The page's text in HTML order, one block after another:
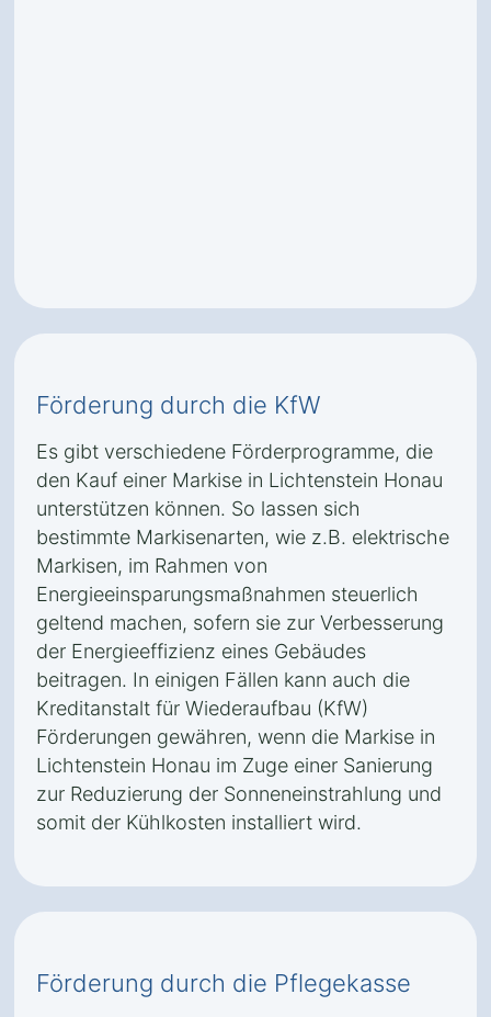
Förderung durch die KfW
Es gibt verschiedene Förderprogramme, die
den Kauf einer Markise in Lichtenstein Honau
unterstützen können. So lassen sich
bestimmte Markisenarten, wie z.B. elektrische
Markisen, im Rahmen von
Energieeinsparungsmaßnahmen steuerlich
geltend machen, sofern sie zur Verbesserung
der Energieeffizienz eines Gebäudes
beitragen. In einigen Fällen kann auch die
Kreditanstalt für Wiederaufbau (KfW)
Förderungen gewähren, wenn die Markise in
Lichtenstein Honau im Zuge einer Sanierung
zur Reduzierung der Sonneneinstrahlung und
somit der Kühlkosten installiert wird.
Förderung durch die Pflegekasse